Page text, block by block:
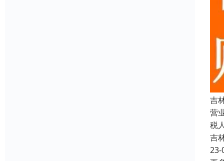
吉
营
税
吉
23-